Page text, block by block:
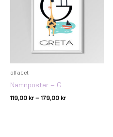
alfabet
Namnposter – G
119,00 kr – 179,00 kr